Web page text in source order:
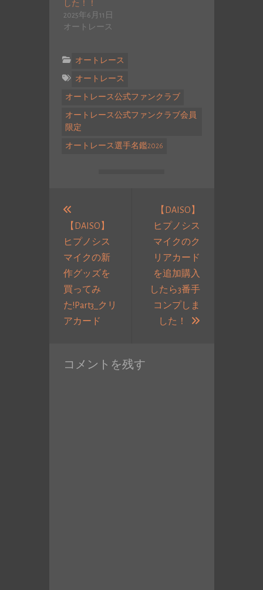
した！！
2025年6月11日
オートレース
オートレース
オートレース
オートレース公式ファンクラブ
オートレース公式ファンクラブ会員
限定
オートレース選手名鑑2026
【DAISO】
ヒプノシス
マイクの新
作グッズを
買ってみ
た!Part3_クリ
アカード
投
【DAISO】
ヒプノシス
マイクのク
リアカード
を追加購入
したら3番手
コンプしま
した！
次
コメントを残す